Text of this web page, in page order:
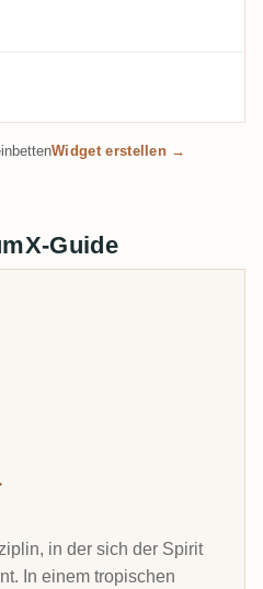
Widget erstellen →
Guide
in der sich der Spirit
In einem tropischen